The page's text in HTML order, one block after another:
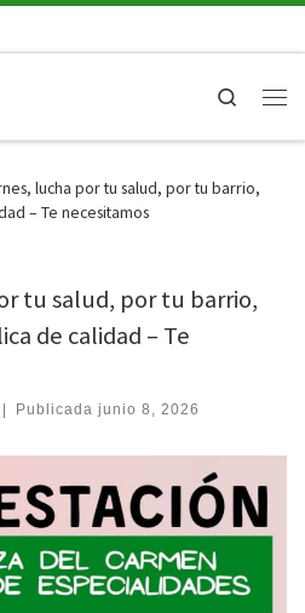
Search
lucha por tu salud, por tu barrio,
– Te necesitamos
tu salud, por tu barrio,
de calidad – Te
| Publicadajunio 8, 2026